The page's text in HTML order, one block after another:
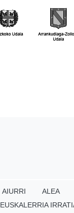
AIURRI ALEA
EUSKALERRIA